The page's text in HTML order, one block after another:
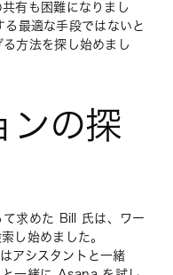
有も困難になりまし
最適な手段ではないと
方法を探し始めまし
ンの探
て求めた Bill 氏は、ワー
し始めました。
アシスタントと一緒